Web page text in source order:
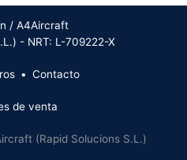
/ A4Aircraft
- NRT: L-709222-X
Contacto
de venta
(Rapid Solucions S.L.)